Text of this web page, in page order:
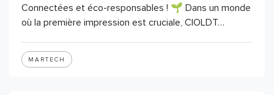
Connectées et éco-responsables ! 🌱 Dans un monde
où la première impression est cruciale, CIOLDT…
MARTECH